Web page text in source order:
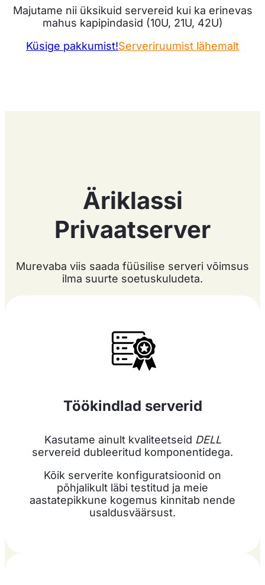
Majutame nii üksikuid servereid kui ka erinevas
mahus kapipindasid (10U, 21U, 42U)
Küsige pakkumist!Serveriruumist lähemalt
Äriklassi
Privaatserver
Murevaba viis saada füüsilise serveri võimsus
ilma suurte soetuskuludeta.
Töökindlad serverid
Kasutame ainult kvaliteetseid DELL
servereid dubleeritud komponentidega.
Kõik serverite konfiguratsioonid on
põhjalikult läbi testitud ja meie
aastatepikkune kogemus kinnitab nende
usaldusväärsust.